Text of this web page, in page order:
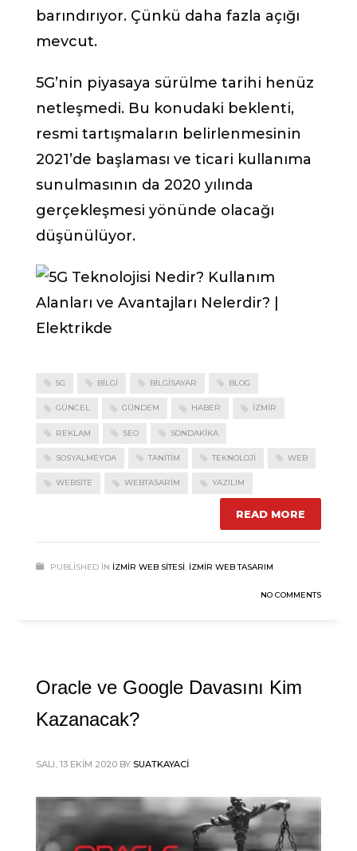
barındırıyor. Çünkü daha fazla açığı
mevcut.
5G’nin piyasaya sürülme tarihi henüz
netleşmedi. Bu konudaki beklenti,
resmi tartışmaların belirlenmesinin
2021’de başlaması ve ticari kullanıma
sunulmasının da 2020 yılında
gerçekleşmesi yönünde olacağı
düşünülüyor.
5G BILGI BILGISAYAR BLOG
GÜNCEL GÜNDEM HABER IZMIR
REKLAM SEO SONDAKIKA
SOSYALMEYDA TANITIM TEKNOLOJI WEB
WEBSITE WEBTASARIM YAZILIM
READ MORE
PUBLISHED IN İZMIR WEB SITESI, İZMIR WEB TASARIM
NO COMMENTS
Oracle ve Google Davasını Kim
Kazanacak?
SALI, 13 EKIM 2020 BY SUATKAYACI